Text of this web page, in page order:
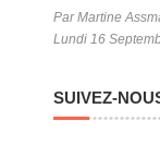
Par Martine
Lundi 16
SUIVEZ-